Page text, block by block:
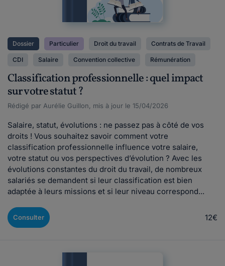
Dossier Particulier Droit du travail Contrats de Travail
CDI Salaire Convention collective Rémunération
Classification professionnelle : quel impact
sur votre statut ?
Rédigé par Aurélie Guillon, mis à jour le 15/04/2026
Salaire, statut, évolutions : ne passez pas à côté de vos
droits ! Vous souhaitez savoir comment votre
classification professionnelle influence votre salaire,
votre statut ou vos perspectives d’évolution ? Avec les
évolutions constantes du droit du travail, de nombreux
salariés se demandent si leur classification est bien
adaptée à leurs missions et si leur niveau correspond...
Consulter 12€